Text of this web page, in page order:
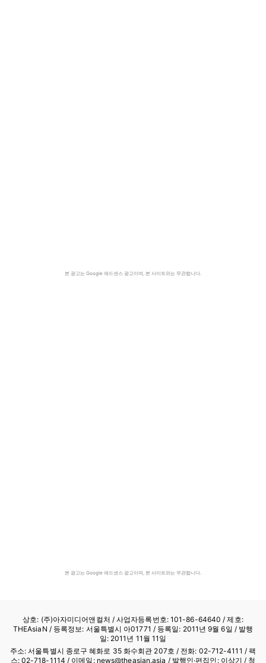
본 광고는 Google 애드센스 광고이며, 본 사이트와는 무관합니다.
본 광고는 Google 애드센스 광고이며, 본 사이트와는 무관합니다.
상호: (주)아자미디어앤컬처 /사업자등록번호: 101-86-64640 / 제호:
THEAsiaN / 등록정보: 서울특별시 아01771 / 등록일: 2011년 9월 6일 / 발행
일: 2011년 11월 11일
주소: 서울특별시 종로구 혜화로 35 화수회관 207호 / 전화: 02-712-4111 / 팩
스: 02-718-1114 / 이메일: news@theasian.asia / 발행인·편집인: 이상기 / 청